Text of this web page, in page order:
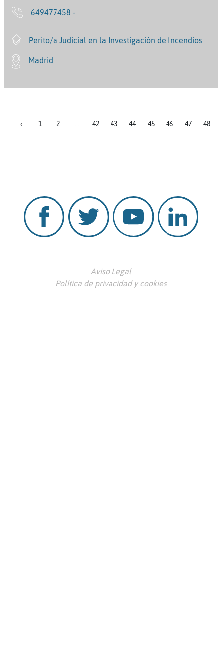
649477458 -
Perito/a Judicial en la Investigación de Incendios
Madrid
‹ 1 2 ... 42 43 44 45 46 47 48
Aviso Legal
Política de privacidad y cookies